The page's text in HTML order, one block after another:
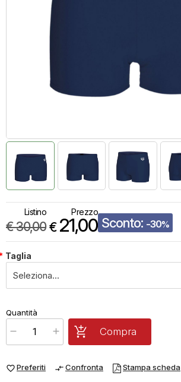
Listino
€30,00
Prezzo
€ 21,00 Sconto: -30%
Taglia
x1 Prezzo finale:
Quantità
favorite_borderPreferiti compare_arrowsConfronta Stampa scheda
Compra